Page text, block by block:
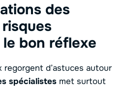
des
bon réflexe
regorgent d’astuces autour
spécialistes met surtout